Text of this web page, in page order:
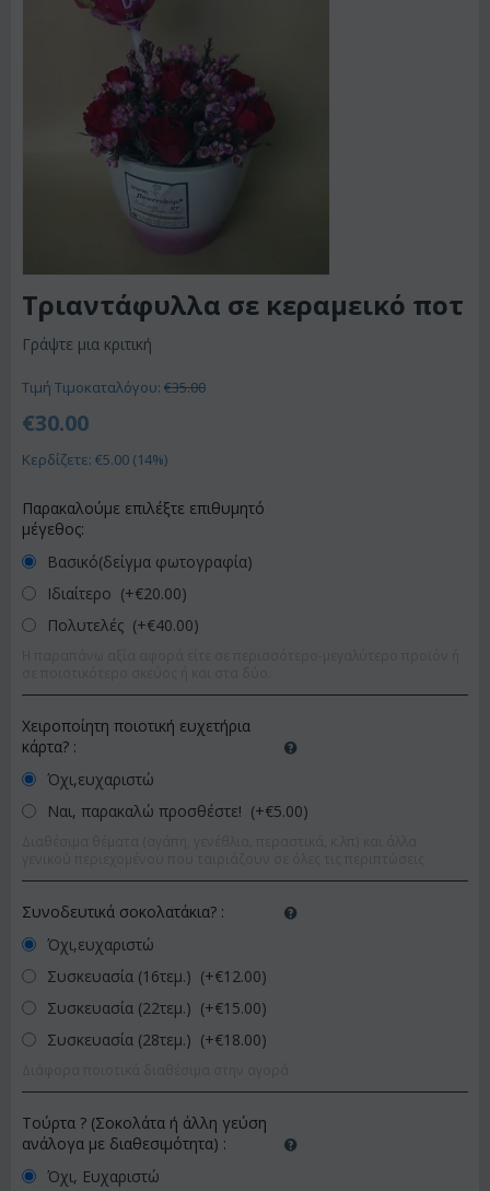
Τριαντάφυλλα σε κεραμεικό ποτ
Γράψτε μια κριτική
Τιμή Τιμοκαταλόγου: €35.00
€30.00
Κερδίζετε: €5.00 (14%)
Παρακαλούμε επιλέξτε επιθυμητό
μέγεθος:
Βασικό(δείγμα φωτογραφία)
Ιδιαίτερο (+€20.00)
Πολυτελές (+€40.00)
Χειροποίητη ποιοτική ευχετήρια
κάρτα? :
Όχι,ευχαριστώ
Ναι, παρακαλώ προσθέστε! (+€5.00)
Συνοδευτικά σοκολατάκια? :
Όχι,ευχαριστώ
Συσκευασία (16τεμ.) (+€12.00)
Συσκευασία (22τεμ.) (+€15.00)
Συσκευασία (28τεμ.) (+€18.00)
Τούρτα ? (Σοκολάτα ή άλλη γεύση
ανάλογα με διαθεσιμότητα) :
Όχι, Ευχαριστώ